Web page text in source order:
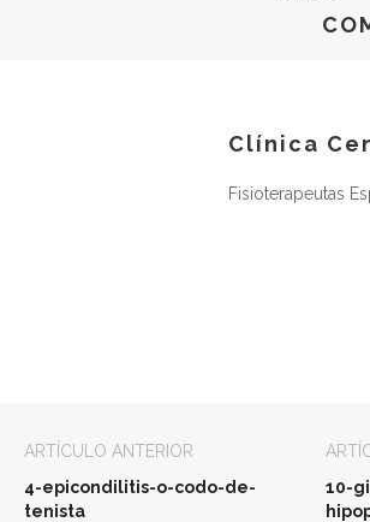
Clínica
Fisioterapeutas
ARTÍCULO ANTERIOR
4-epicondilitis-o-codo-de-
tenista
10-